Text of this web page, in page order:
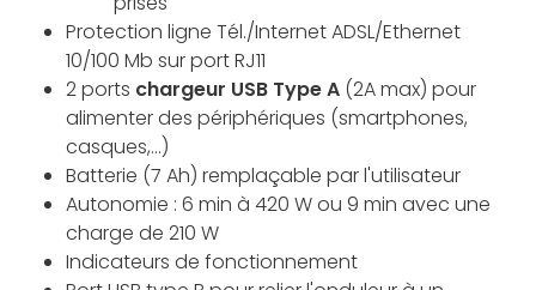
Protection ligne Tél./Internet ADSL/Ethernet
10/100 Mb sur port RJ11
2 ports chargeur USB Type A (2A max) pour
alimenter des périphériques (smartphones,
casques,…)
Batterie (7 Ah) remplaçable par l'utilisateur
Autonomie : 6 min à 420 W ou 9 min avec une
charge de 210 W
Indicateurs de fonctionnement